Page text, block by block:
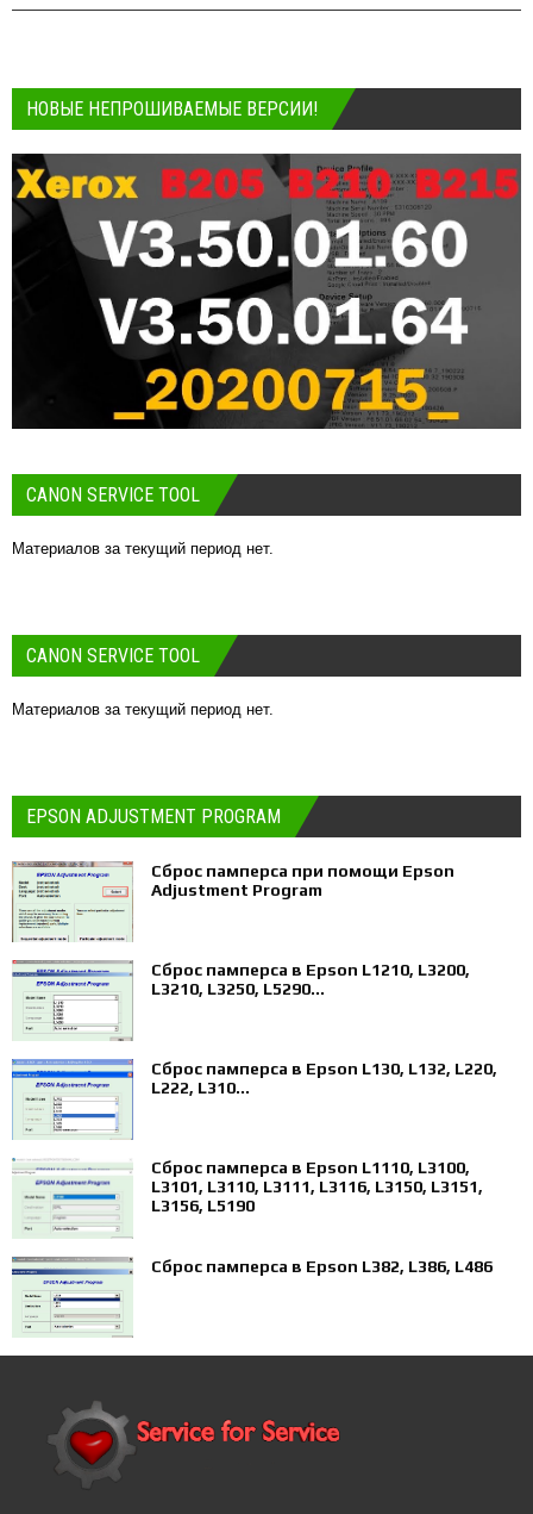
НОВЫЕ НЕПРОШИВАЕМЫЕ ВЕРСИИ!
CANON SERVICE TOOL
Материалов за текущий период нет.
CANON SERVICE TOOL
Материалов за текущий период нет.
EPSON ADJUSTMENT PROGRAM
Сброс памперса при помощи Epson
Adjustment Program
Сброс памперса в Epson L1210, L3200,
L3210, L3250, L5290...
Сброс памперса в Epson L130, L132, L220,
L222, L310...
Сброс памперса в Epson L1110, L3100,
L3101, L3110, L3111, L3116, L3150, L3151,
L3156, L5190
Сброс памперса в Epson L382, L386, L486